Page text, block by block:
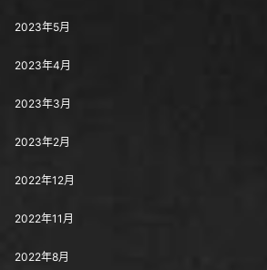
2023年5月
2023年4月
2023年3月
2023年2月
2022年12月
2022年11月
2022年8月